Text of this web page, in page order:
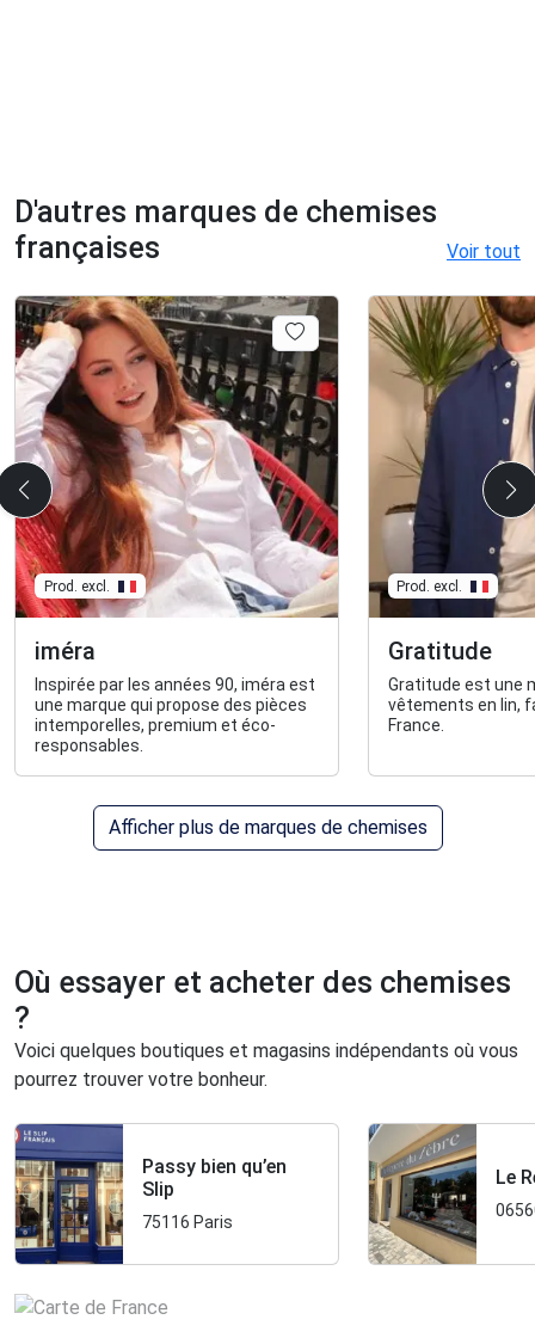
D'autres marques de chemises
françaises
Voir tout
Prod. excl.
iméra
Inspirée par les années 90, iméra est
une marque qui propose des pièces
intemporelles, premium et éco-
responsables.
Prod. excl.
Gratitude
Gratitude est une
vêtements en lin,
France.
Afficher plus de marques de chemises
Où essayer et acheter des chemises
?
Voici quelques boutiques et magasins indépendants où vous
pourrez trouver votre bonheur.
Passy bien qu’en
Slip
75116 Paris
Le